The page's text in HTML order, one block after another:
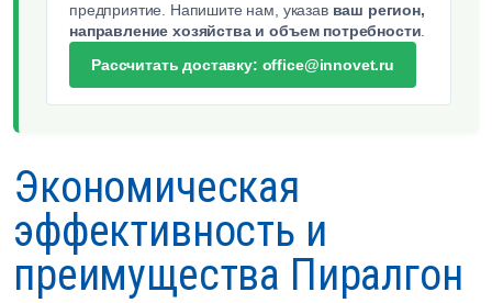
предприятие. Напишите нам, указав ваш регион,
направление хозяйства и объем потребности.
Рассчитать доставку: office@innovet.ru
Экономическая
эффективность и
преимущества Пиралгон